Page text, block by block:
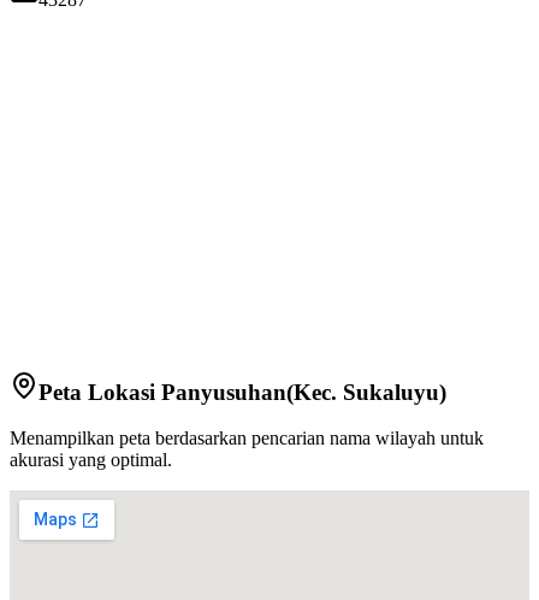
Peta Lokasi Panyusuhan(Kec. Sukaluyu)
Menampilkan peta berdasarkan pencarian nama wilayah untuk
akurasi yang optimal.